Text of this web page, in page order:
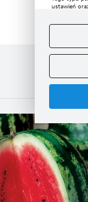
ustawień
strony
Cookies
nam na
Reklamowe
Dzięki
stronach
Promocyjne
Twoich
promocyjne
partnerami
Więcej